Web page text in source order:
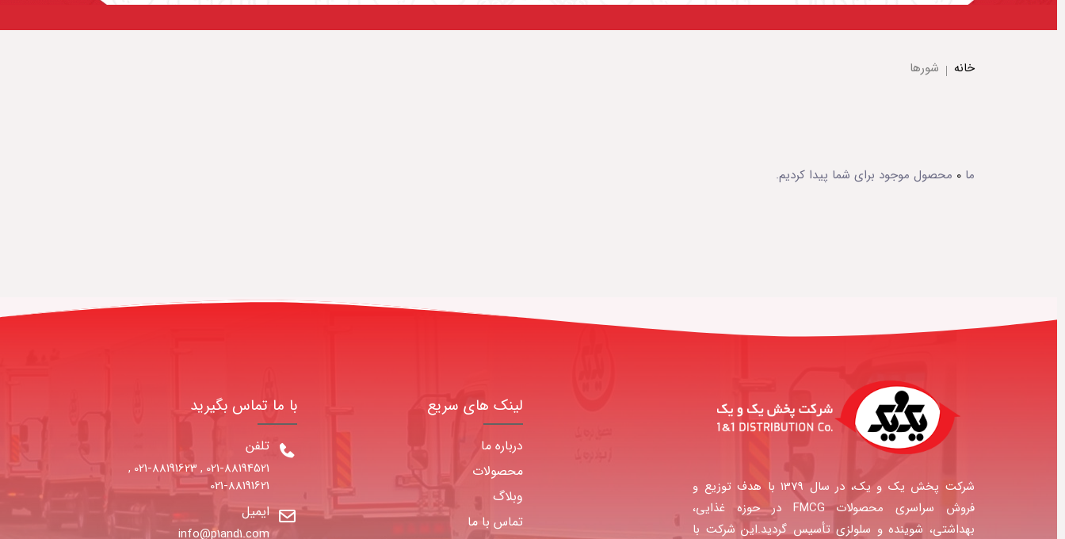
خانه شورها
ما0 محصول موجود برای شما پیدا کردیم.
شرکت پخش یک و یک، در سال 1379 با هدف توزیع و
فروش سراسری محصولات FMCG در حوزه غذایی،
بهداشتی، شوینده و سلولزی تأسیس گردید.این شرکت با
لینک های سریع
درباره ما
محصولات
وبلاگ
تماس با ما
با ما تماس بگیرید
تلفن
021-88194521
,
021-88191623
,
021-88191621
ایمیل
info@p1and1.com